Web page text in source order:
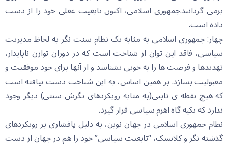
برمی گردانند.جمهوری اسلامی، اکنون تابعیت عقلی خود را از دست
داده است.
چهار: جمهوری اسلامی به مثابه یک نظام سنت نگر به لحاظ مدیریت
سیاسی، فاقد این توان از شناخت است که در دوران توازن ناپایدار،
تهدیدها و فرصت ها را به خوبی بشناسد و از آنها برای خود موفقیت و
مقبولیت بسازد. بر همین اساس، به این شناخت دست نیافته است
که هیچ نقطه ی ثابتی(به مثابه رویکردهای نگرش سنتی) دیگر وجود
ندارد که تکیه گاه اهرم سیاسی قرار گیرد.
نظام جمهوری اسلامی در جهان نوین، به دلیل پافشاری بر رویکردهای
گذشته نگر و کلاسیک، “تابعیت سیاسی” خود را هم در جهان از دست